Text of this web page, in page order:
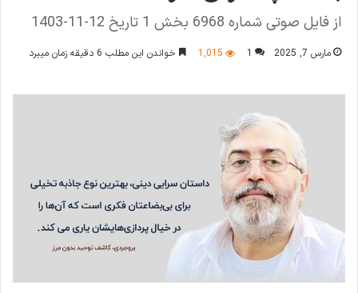
از فایل صوتی شماره 6968 بخش 1 تاریخ 12-11-1403
مارس 7, 2025 1
1,015 خواندن این مطلب 6 دقیقه زمان میبرد